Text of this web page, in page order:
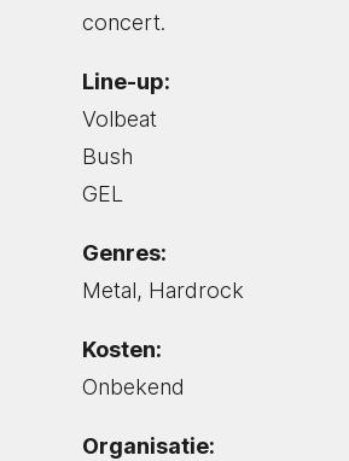
concert.
Line-up:
Volbeat
Bush
GEL
Genres:
Metal, Hardrock
Kosten:
Onbekend
Organisatie: